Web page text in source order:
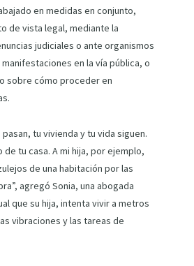
en medidas en conjunto,
de vista legal, mediante la
judiciales o ante organismos
en la vía pública, o
sobre cómo proceder en
tu vivienda y tu vida siguen.
de tu casa. A mi hija, por ejemplo,
de una habitación por las
agregó Sonia, una abogada
que su hija, intenta vivir a metros
vibraciones y las tareas de